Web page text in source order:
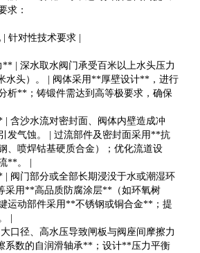
求：
针对性技术要求 |
| 深水取水阀门承受百米以上水头压力
米水头）。 | 阀体采用**厚壁设计**，进行
析**；铸锻件需达到高等极要求，确保
含沙水流对密封面、阀体内壁造成冲
发气蚀。 | 过流部件及密封面采用**抗
、喷焊钴基硬质合金）；优化流道设
**。 |
阀门部分或全部长期浸没于水或潮湿环
采用**高品质防腐涂层**（如环氧树
运动部件采用**不锈钢或铜合金**；提
|
口径、高水压导致闸板与阀座间摩擦力
系数的自润滑轴承**；设计**压力平衡